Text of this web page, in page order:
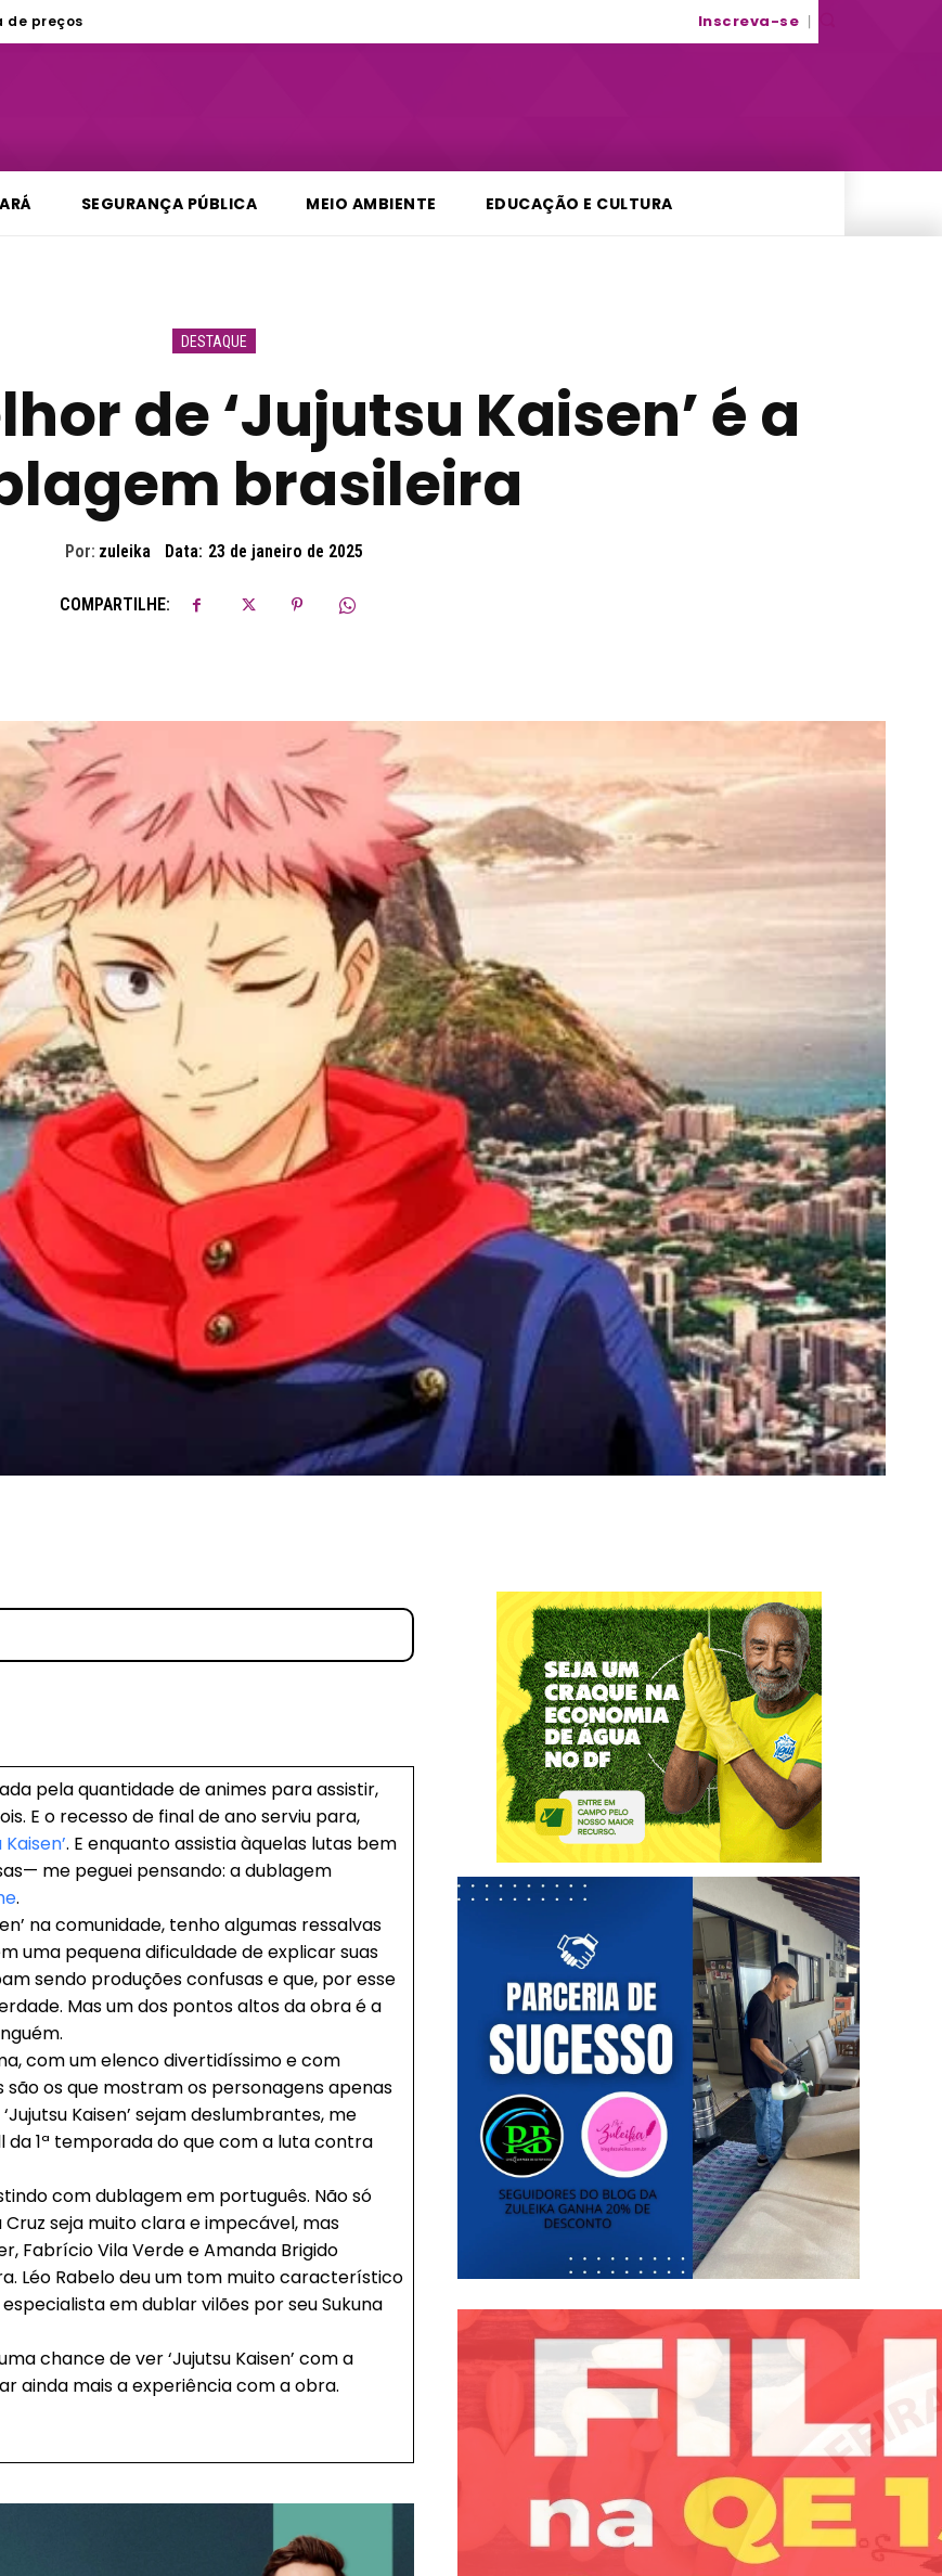
━ pricing plans
Pro
Etiam est nibh, lobortis sit
Nullam eu erat condimentum
de preços Inscreva-se
SEGURANÇA PÚBLICA MEIO AMBIENTE EDUCAÇÃO E CULTURA
DESTAQUE
de ‘Jujutsu Kaisen’ é a
brasileira
Por: zuleika Data: 23 de janeiro de 2025
COMPARTILHE:
pela quantidade de animes para assistir,
E o recesso de final de ano serviu para,
. E enquanto assistia àquelas lutas bem
me peguei pensando: a dublagem
.
na comunidade, tenho algumas ressalvas
uma pequena dificuldade de explicar suas
sendo produções confusas e que, por esse
Mas um dos pontos altos da obra é a
com um elenco divertidíssimo e com
os que mostram os personagens apenas
Kaisen’ sejam deslumbrantes, me
1ª temporada do que com a luta contra
com dublagem em português. Não só
seja muito clara e impecável, mas
Fabrício Vila Verde e Amanda Brigido
Léo Rabelo deu um tom muito característico
em dublar vilões por seu Sukuna
chance de ver ‘Jujutsu Kaisen’ com a
ainda mais a experiência com a obra.